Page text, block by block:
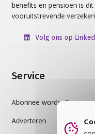
benefits en pensioen is
vooruitstrevende
Volg ons op
Service
Abonnee worden?
Adverteren